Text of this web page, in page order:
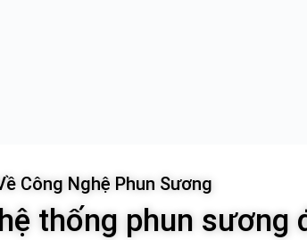
Công Nghệ Phun Sương
thống phun sương